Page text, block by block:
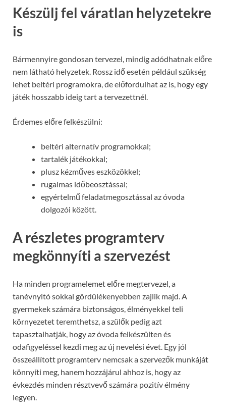
Készülj fel váratlan helyzetekre
is
Bármennyire gondosan tervezel, mindig adódhatnak előre
nem látható helyzetek. Rossz idő esetén például szükség
lehet beltéri programokra, de előfordulhat az is, hogy egy
játék hosszabb ideig tart a tervezettnél.
Érdemes előre felkészülni:
beltéri alternatív programokkal;
tartalék játékokkal;
plusz kézműves eszközökkel;
rugalmas időbeosztással;
egyértelmű feladatmegosztással az óvoda
dolgozói között.
A részletes programterv
megkönnyíti a szervezést
Ha minden programelemet előre megtervezel, a
tanévnyitó sokkal gördülékenyebben zajlik majd. A
gyermekek számára biztonságos, élményekkel teli
környezetet teremthetsz, a szülők pedig azt
tapasztalhatják, hogy az óvoda felkészülten és
odafigyeléssel kezdi meg az új nevelési évet. Egy jól
összeállított programterv nemcsak a szervezők munkáját
könnyíti meg, hanem hozzájárul ahhoz is, hogy az
évkezdés minden résztvevő számára pozitív élmény
legyen.